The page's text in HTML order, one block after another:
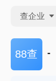
查企业
查企业
88查 -